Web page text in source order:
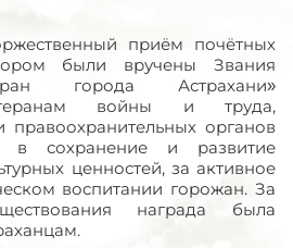
приём почётных
были вручены Звания
города Астрахани»
войны и труда,
органов
сохранение и развитие
ценностей, за активное
воспитании горожан. За
награда была